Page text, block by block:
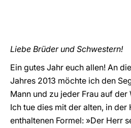
Liebe Brüder und Schwestern!
Ein gutes Jahr euch allen! An
Jahres 2013 möchte ich den
Mann und zu jeder Frau auf der
Ich tue dies mit der alten, in der
enthaltenen Formel: »Der Herr